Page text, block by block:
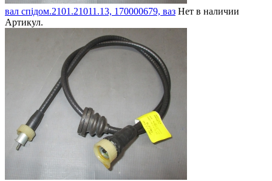
вал спідом.2101.21011.13, 170000679, ваз Нет в наличии
Артикул.